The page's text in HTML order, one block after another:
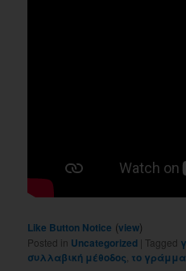
Like Button Notice (view)
Posted in Uncategorized | Tagged
συλλαβική μέθοδος το